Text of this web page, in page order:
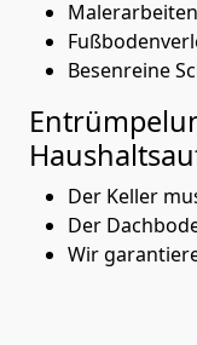
Malerarbeiten
Besenreine
Der Keller
Der
Wir